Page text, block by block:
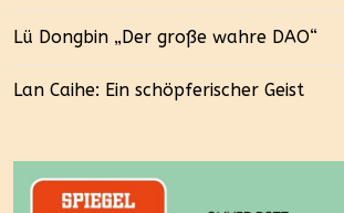
Lü Dongbin „Der große wahre DAO“
Lan Caihe: Ein schöpferischer Geist